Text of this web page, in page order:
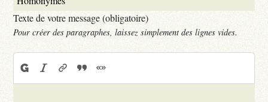
Texte de votre message (obligatoire)
Pour créer des paragraphes, laissez simplement des lignes vides.